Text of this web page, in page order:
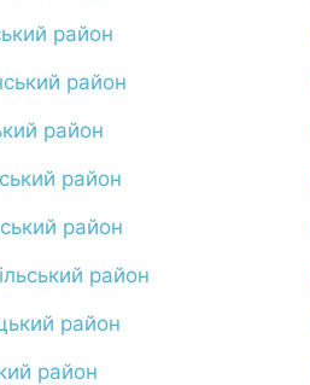
район
район
район
район
район
район
район
район